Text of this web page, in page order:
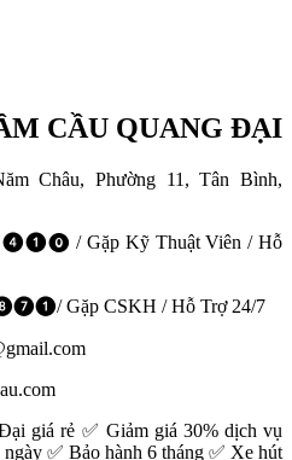
CẦU QUANG ĐẠI
Châu, Phường 11, Tân Bình,
Gặp Kỹ Thuật Viên / Hỗ
CSKH / Hỗ Trợ 24/7
giá rẻ ✅ Giảm giá 30% dịch vụ
✅ Bảo hành 6 tháng ✅ Xe hút